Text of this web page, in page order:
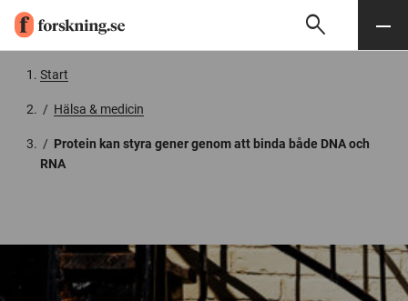
Söksearch Meny
Start
/ Hälsa & medicin
/ Protein kan styra gener genom att binda både DNA och
RNA